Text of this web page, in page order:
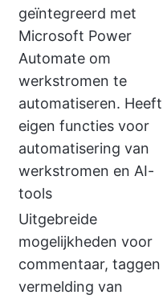
geïntegreerd met
Microsoft Power
Automate om
werkstromen te
automatiseren. Heeft
eigen functies voor
automatisering van
werkstromen en AI-
tools
Uitgebreide
mogelijkheden voor
commentaar, taggen
vermelding van